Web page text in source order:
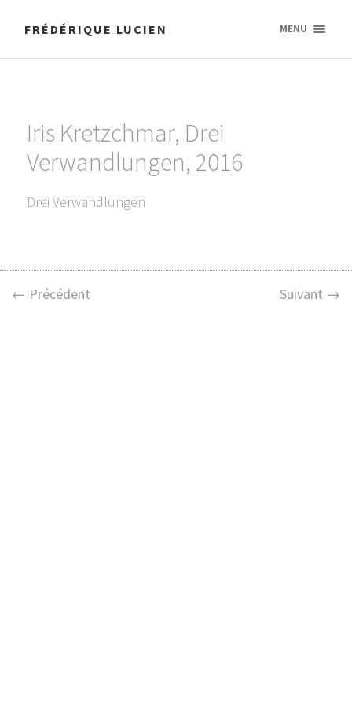
FRÉDÉRIQUE LUCIEN MENU
Iris Kretzchmar, Drei
Verwandlungen, 2016
Drei Verwandlungen
← Précédent Suivant →